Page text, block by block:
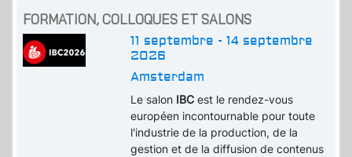
FORMATION, COLLOQUES ET SALONS
11 septembre - 14 septembre
2026
Amsterdam
Le salon IBCest le rendez-vous
européen incontournable pour toute
l'industrie de la production, de la
gestion et de la diffusion de contenus